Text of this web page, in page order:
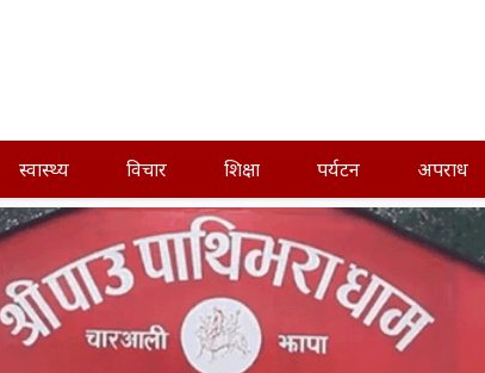
स्वास्थ्य विचार शिक्षा पर्यटन अपराध